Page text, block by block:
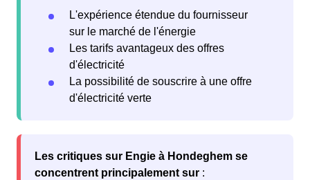
L'expérience étendue du fournisseur
sur le marché de l'énergie
Les tarifs avantageux des offres
d'électricité
La possibilité de souscrire à une offre
d'électricité verte
Les critiques sur Engie à Hondeghem se
concentrent principalement sur :